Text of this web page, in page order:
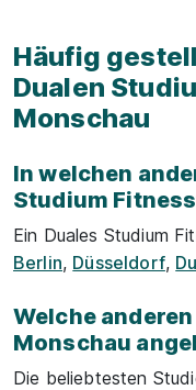
Häufig
Dualen
Monschau
In welchen
Studium
Ein Duales Studium
Berlin, Düsseldorf,
Welche
Monschau
Die beliebtesten